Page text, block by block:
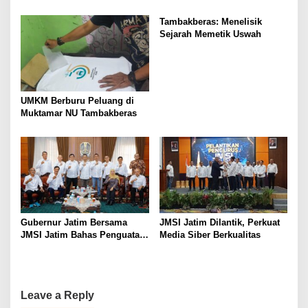
Ireng”
UMKM Berburu Peluang di
Muktamar NU Tambakberas
Tambakberas: Menelisik
Sejarah Memetik Uswah
Gubernur Jatim Bersama
JMSI Jatim Bahas Penguatan
JMSI Jatim Dilantik, Perkuat
Media Siber Berkualitas
Leave a Reply